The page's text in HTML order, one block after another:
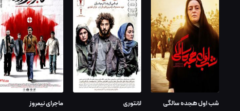
شب اول هجده سالگی لانتوری ماجرای نیمروز